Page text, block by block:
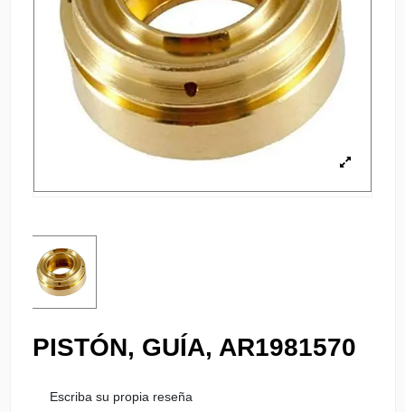
PISTÓN, GUÍA, AR1981570
Escriba su propia reseña